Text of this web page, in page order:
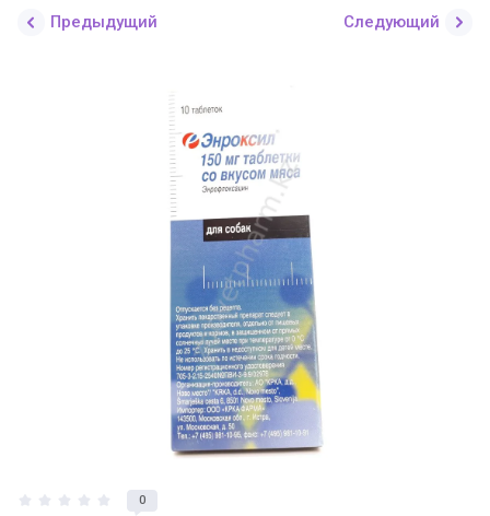
Предыдущий Следующий
0